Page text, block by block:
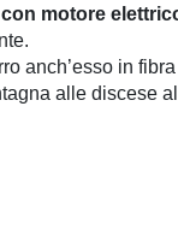
con motore
anch’esso in
alle discese